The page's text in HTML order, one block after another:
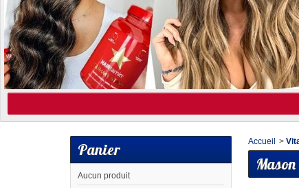
Panier
Aucun produit
Accueil >